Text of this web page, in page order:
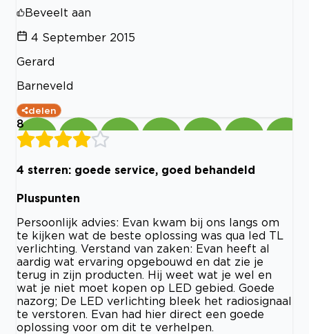
Beveelt aan
4 September 2015
Gerard
Barneveld
delen
8
4 sterren: goede service, goed behandeld
Pluspunten
Persoonlijk advies: Evan kwam bij ons langs om
te kijken wat de beste oplossing was qua led TL
verlichting. Verstand van zaken: Evan heeft al
aardig wat ervaring opgebouwd en dat zie je
terug in zijn producten. Hij weet wat je wel en
wat je niet moet kopen op LED gebied. Goede
nazorg; De LED verlichting bleek het radiosignaal
te verstoren. Evan had hier direct een goede
oplossing voor om dit te verhelpen.